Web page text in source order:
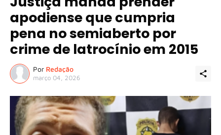
apodiense que cumpria
pena no semiaberto por
crime de latrocínio em 2015
Por Redação
março 04, 2026